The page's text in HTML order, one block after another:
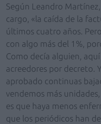
Según Leandro
cargo, «la caída de la
últimos cuatro años.
con algo más del 1%,
Como decía alguien,
acreedores por decreto.
aprobado continuas
vendemos más
es que haya menos
que los periódicos han